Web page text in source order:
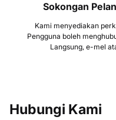
Sokongan
Kami menyediakan
Pengguna boleh
Langsung, e-mel
Hubungi Kami